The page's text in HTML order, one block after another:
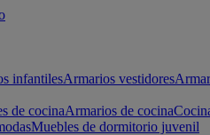
infantilesArmarios vestidores
de cocinaArmarios de cocina
Muebles de dormitorio juvenil